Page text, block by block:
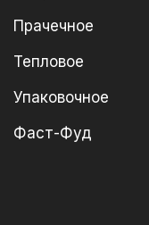
Прачечное
Тепловое
Упаковочное
Фаст-Фуд